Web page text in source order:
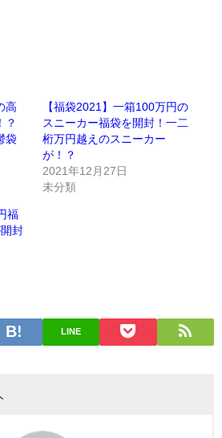
高
？
袋
【福袋2021】一箱100万円の
スニーカー福袋を開封！一二
桁万円越えのスニーカー
が！？
2021年12月27日
未分類
福
封
LINE